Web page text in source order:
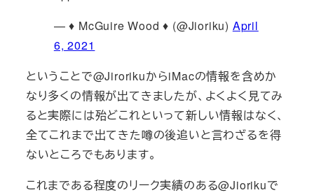
— ♦️ McGuire Wood ♦️ (@Jioriku) April
6, 2021
ということで@JirorikuからiMacの情報を含めか
なり多くの情報が出てきましたが、よくよく見てみ
ると実際には殆どこれといって新しい情報はなく、
全てこれまで出てきた噂の後追いと言わざるを得
ないところでもあります。
これまである程度のリーク実績のある@Jiorikuで